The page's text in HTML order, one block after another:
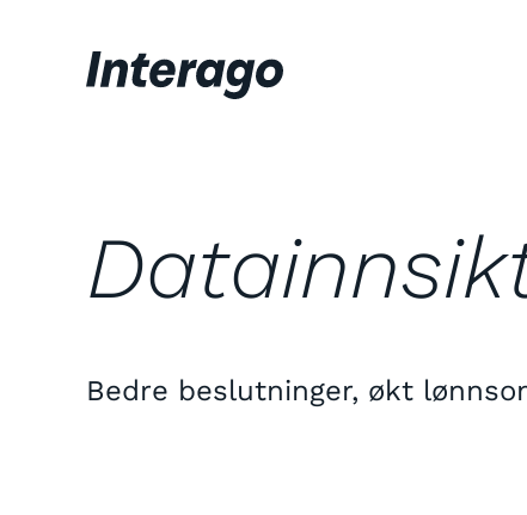
Bedre beslutninger, økt